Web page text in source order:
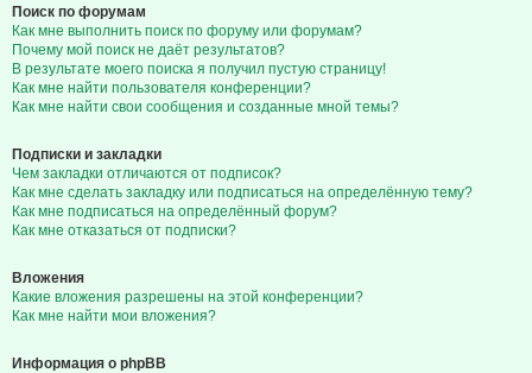
Поиск по форумам
Как мне выполнить поиск по форуму или форумам?
Почему мой поиск не даёт результатов?
В результате моего поиска я получил пустую страницу!
Как мне найти пользователя конференции?
Как мне найти свои сообщения и созданные мной темы?
Подписки и закладки
Чем закладки отличаются от подписок?
Как мне сделать закладку или подписаться на определённую тему?
Как мне подписаться на определённый форум?
Как мне отказаться от подписки?
Вложения
Какие вложения разрешены на этой конференции?
Как мне найти мои вложения?
Информация о phpBB